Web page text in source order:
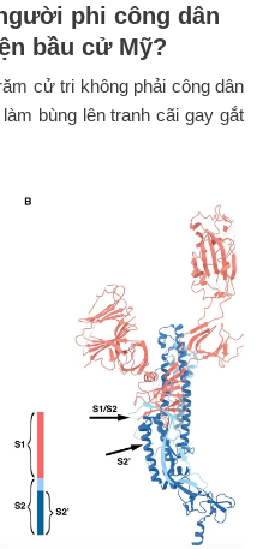
phi công dân
bầu cử Mỹ?
cử tri không phải công dân
bùng lên tranh cãi gay gắt